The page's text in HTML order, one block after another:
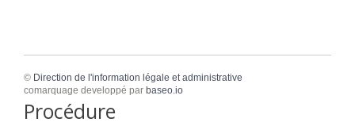
© Direction de l'information légale et administrative
comarquage developpé par baseo.io
Procédure